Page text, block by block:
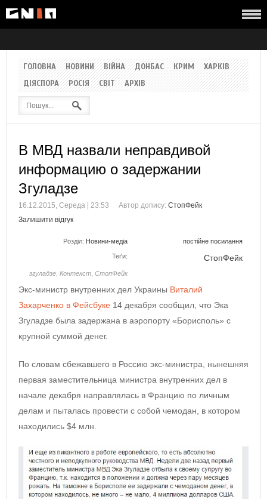
ГОЛОВНА НОВИНИ ВІЙНА ДОНБАС КРИМ
ХАРКІВ
ДІЯСПОРА
РОСІЯ СВІТ АРХІВ
В МВД назвали неправдивой
информацию о задержании
Згуладзе
16.12.2015, Середа | 23:53 Автор допису: СтопФейк
Залишити відгук
Розділ: Новини-медіа постійне посилання
Теґи:
згуладзе Контекст СтопФейк
СтопФейк
Экс-министр внутренних дел Украины Виталий
Захарченко в Фейсбуке 14 декабря сообщил, что Эка
Згуладзе была задержана в аэропорту «Борисполь» с
крупной суммой денег.
По словам сбежавшего в Россию экс-министра, нынешняя
первая заместительница министра внутренних дел в
начале декабря направлялась в Францию по личным
делам и пыталась провести с собой чемодан, в котором
находились $4 млн.